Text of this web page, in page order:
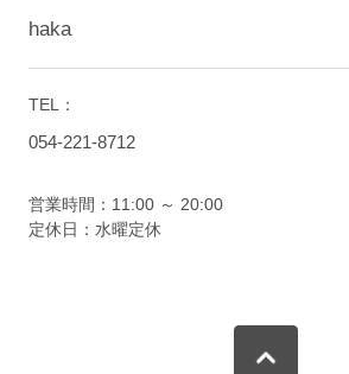
haka
TEL：
054-221-8712
営業時間：11:00 ～ 20:00
定休日：水曜定休